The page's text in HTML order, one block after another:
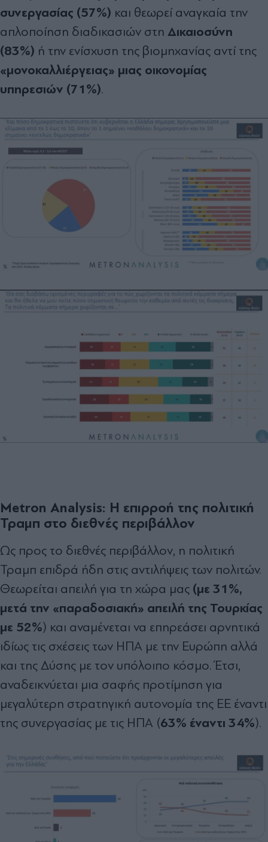
συνεργασίας (57%) και θεωρεί αναγκαία την
απλοποίηση διαδικασιών στη Δικαιοσύνη
(83%) ή την ενίσχυση της βιομηχανίας αντί της
«μονοκαλλιέργειας» μιας οικονομίας
υπηρεσιών (71%).
Metron Analysis: Η επιρροή της πολιτική
Τραμπ στο διεθνές περιβάλλον
Ως προς το διεθνές περιβάλλον, η πολιτική
Τραμπ επιδρά ήδη στις αντιλήψεις των πολιτών.
Θεωρείται απειλή για τη χώρα μας (με 31%,
μετά την «παραδοσιακή» απειλή της Τουρκίας
με 52%) και αναμένεται να επηρεάσει αρνητικά
ιδίως τις σχέσεις των ΗΠΑ με την Ευρώπη αλλά
και της Δύσης με τον υπόλοιπο κόσμο. Έτσι,
αναδεικνύεται μια σαφής προτίμηση για
μεγαλύτερη στρατηγική αυτονομία της ΕΕ έναντι
της συνεργασίας με τις ΗΠΑ (63% έναντι 34%).